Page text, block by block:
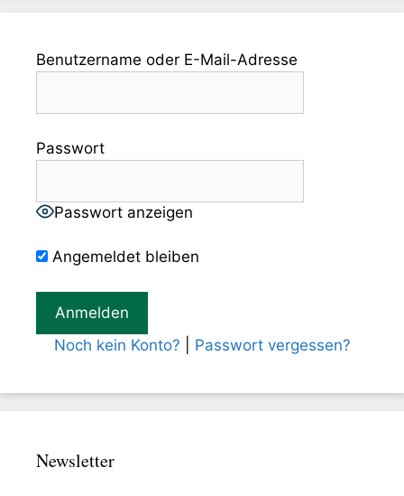
Benutzername oder E-Mail-Adresse
Passwort
Passwort anzeigen
Angemeldet bleiben
Noch kein Konto? Passwort vergessen?
Newsletter